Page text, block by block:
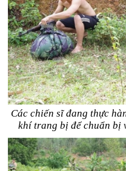
Các chiến sĩ đang thực
khí trang bị để chuẩn bị